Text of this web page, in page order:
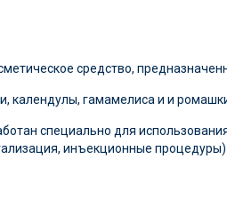
средство,
календулы, гамамелиса и и
специально для
инъекционные